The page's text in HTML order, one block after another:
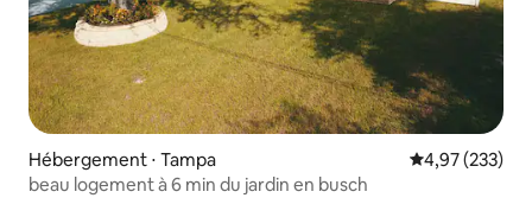
Hébergement ⋅ Tampa Évaluation
4,97 (233)
beau logement à 6 min du jardin en busch